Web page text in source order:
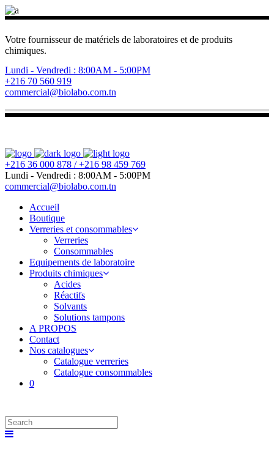
Votre fournisseur de matériels de laboratoires et de produits
chimiques.
Lundi - Vendredi : 8:00AM - 5:00PM
+216 70 560 919
commercial@biolabo.com.tn
+216 36 000 878 / +216 98 459 769
Lundi - Vendredi : 8:00AM - 5:00PM
commercial@biolabo.com.tn
Accueil
Boutique
Verreries et consommables
Verreries
Consommables
Equipements de laboratoire
Produits chimiques
Acides
Réactifs
Solvants
Solutions tampons
A PROPOS
Contact
Nos catalogues
Catalogue verreries
Catalogue consommables
0